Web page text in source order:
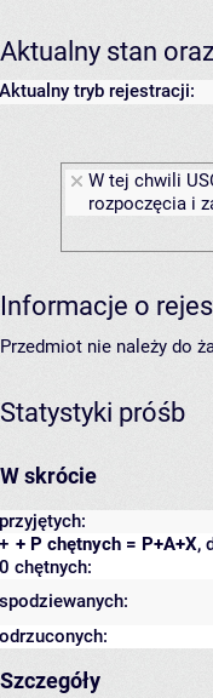
Aktualny stan
Aktualny tryb rejestracji:
W tej chwili
rozpoczęcia i
Informacje o
Przedmiot nie należy do
Statystyki próśb
W skrócie
przyjętych:
+ P chętnych = P+A+X,
+
0 chętnych:
spodziewanych:
odrzuconych:
Szczegóły